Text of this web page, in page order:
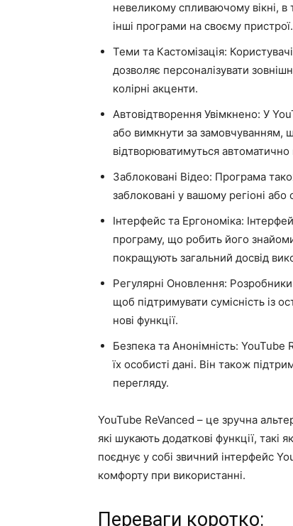
невеликому спливаючому вікні,
інші програми на своєму пристрої.
Теми та Кастомізація:
дозволяє персоналізувати
колірні акценти.
Автовідтворення Увімкнено: У
або вимкнути за замовчуванням,
відтворюватимуться автоматично
Заблоковані Відео: Програма
заблоковані у вашому регіоні
Інтерфейс та Ергономіка:
програму, що робить його
покращують загальний досвід
Регулярні Оновлення:
щоб підтримувати сумісність із
нові функції.
Безпека та Анонімність: YouTube
їх особисті дані. Він також
перегляду.
YouTube ReVanced – це зручна
які шукають додаткові функції,
поєднує у собі звичний інтерфейс
комфорту при використанні.
Переваги коротко: